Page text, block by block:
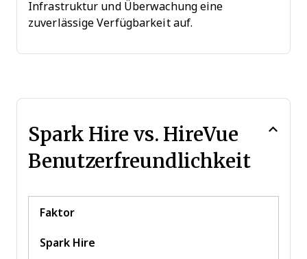
Infrastruktur und Überwachung eine
zuverlässige Verfügbarkeit auf.
Spark Hire vs. HireVue
Benutzerfreundlichkeit
Faktor
Spark Hire